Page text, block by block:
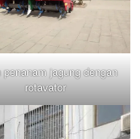
penanam jagung dengan
rotavator